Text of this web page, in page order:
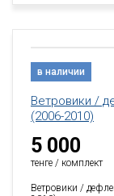
в наличии
Ветровики /
(2006-2010)
5 000
тенге / комплект
Ветровики /